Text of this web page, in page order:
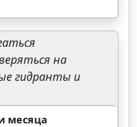
на
гидранты и
месяца